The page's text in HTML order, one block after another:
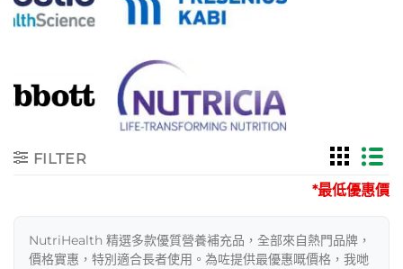
FILTER
*最低優惠價
NutriHealth 精選多款優質營養補充品，全部來自熱門品牌，
價格實惠，特別適合長者使用。為咗提供最優惠嘅價格，我哋